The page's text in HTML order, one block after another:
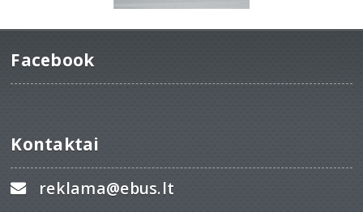
Facebook
Kontaktai
reklama@ebus.lt